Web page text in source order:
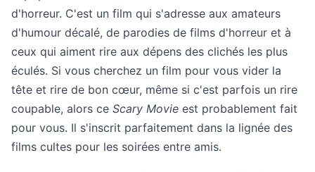
d'horreur. C'est un film qui s'adresse aux amateurs
d'humour décalé, de parodies de films d'horreur et à
ceux qui aiment rire aux dépens des clichés les plus
éculés. Si vous cherchez un film pour vous vider la
tête et rire de bon cœur, même si c'est parfois un rire
coupable, alors ce Scary Movie est probablement fait
pour vous. Il s'inscrit parfaitement dans la lignée des
films cultes pour les soirées entre amis.